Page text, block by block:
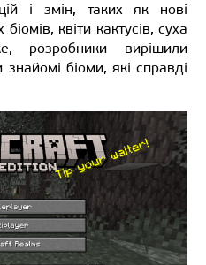
і змін, таких як нові
квіти кактусів, суха
розробники вирішили
біоми, які справді